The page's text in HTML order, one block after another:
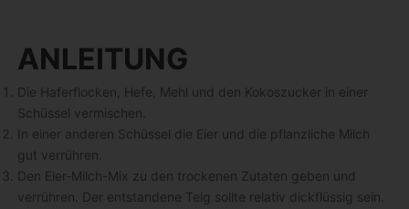
ANLEITUNG
Die Haferflocken, Hefe, Mehl und den Kokoszucker in einer
Schüssel vermischen.
In einer anderen Schüssel die Eier und die pflanzliche Milch
gut verrühren.
Den Eier-Milch-Mix zu den trockenen Zutaten geben und
verrühren. Der entstandene Teig sollte relativ dickflüssig sein.